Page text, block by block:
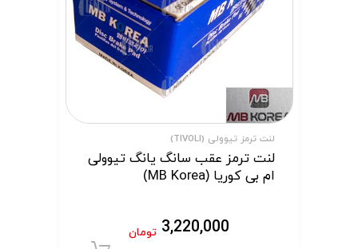
لنت ترمز تیوولی (TIVOLI)
لنت ترمز عقب سانگ یانگ تیوولی
ام بی کوریا (MB Korea)
3,220,000 تومان